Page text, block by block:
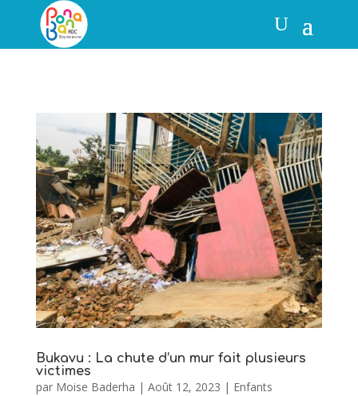
Bukavu : La chute d’un mur fait plusieurs
victimes
par Moise Baderha | Août 12, 2023 | Enfants